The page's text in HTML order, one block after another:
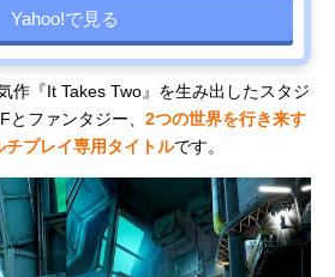
Yahoo!で見る
作『It Takes Two』を生み出したスタジ
ファンタジー、 2つの世界を行き来す
プレイ専用タイトルです。